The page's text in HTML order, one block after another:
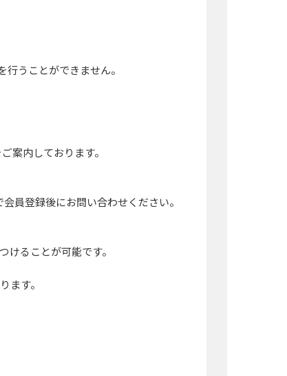
うことができません。
案内しております。
員登録後にお問い合わせください。
けることが可能です。
ます。